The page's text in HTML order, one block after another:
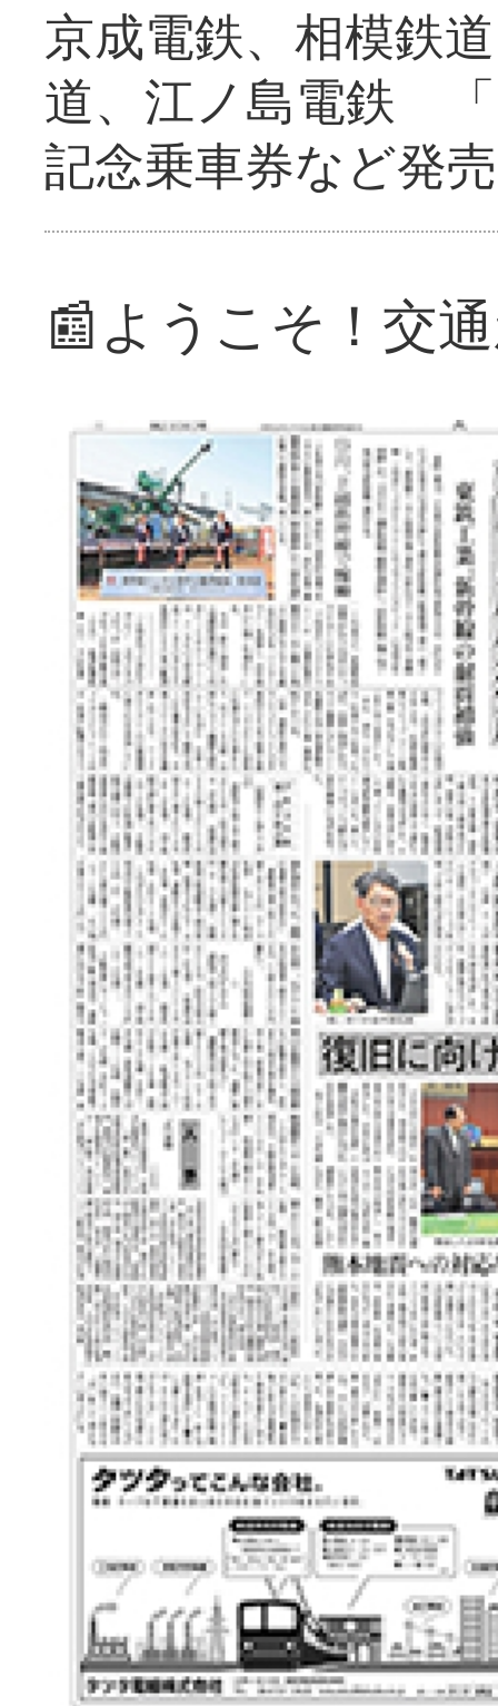
京成電鉄、相模鉄
道、江ノ島電鉄
記念乗車券など発売
📰ようこそ！交